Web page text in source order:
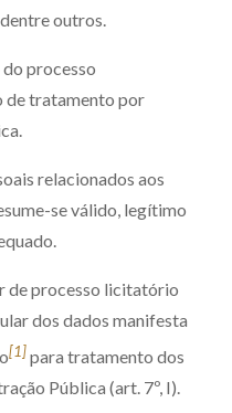
outros.
processo
de tratamento por
relacionados aos
se válido, legítimo
de processo licitatório
dos dados manifesta
[1]para tratamento dos
Pública (art. 7º, I).